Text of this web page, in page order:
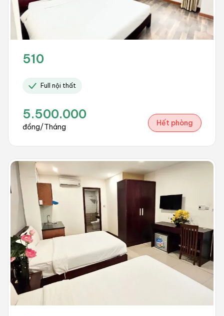
510
Full nội thất
5.500.000
đồng/Tháng Hết phòng